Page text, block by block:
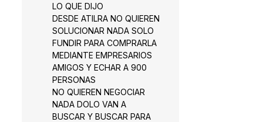
LO QUE DIJO
DESDE ATILRA NO QUIEREN
SOLUCIONAR NADA SOLO
FUNDIR PARA COMPRARLA
MEDIANTE EMPRESARIOS
AMIGOS Y ECHAR A 900
PERSONAS
NO QUIEREN NEGOCIAR
NADA DOLO VAN A
BUSCAR Y BUSCAR PARA